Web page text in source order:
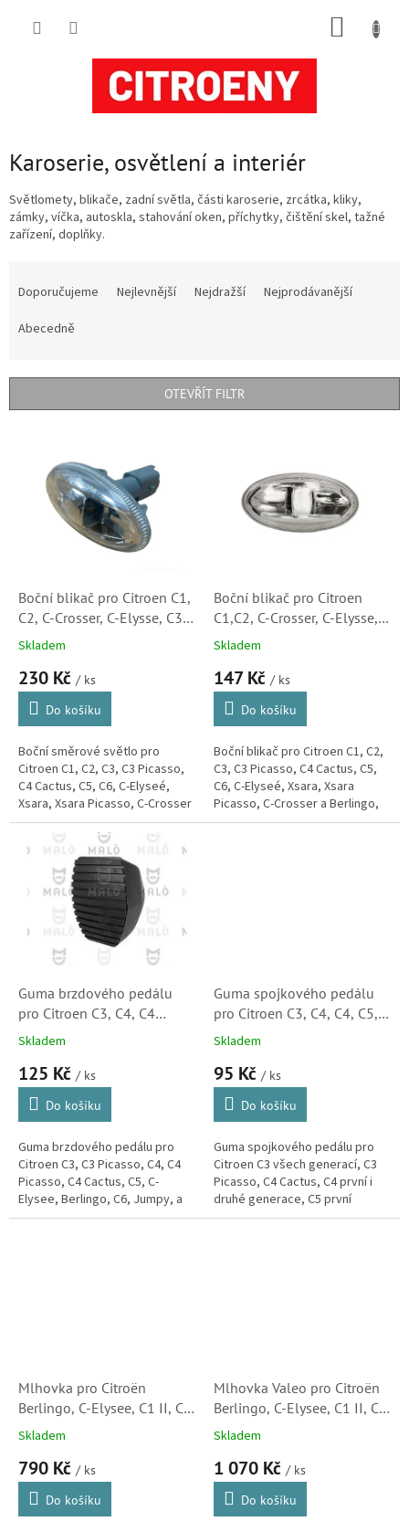
Karoserie, osvětlení a interiér
Světlomety, blikače, zadní světla, části karoserie, zrcátka, kliky,
zámky, víčka, autoskla, stahování oken, příchytky, čištění skel, tažné
zařízení, doplňky.
r
Doporučujeme Nejlevnější Nejdražší
Nejprodávanější
Abecedně
OTEVŘÍT FILTR
Boční blikač pro Citroen C1,
C2, C-Crosser, C-Elysse, C3,
C5, Xsara, Xsara Picasso
Skladem
230 Kč / ks
Do košíku
Boční směrové světlo pro
Citroen C1, C2, C3, C3 Picasso,
C4 Cactus, C5, C6, C-Elyseé,
Xsara, Xsara Picasso, C-Crosser
a Berlingo, Jumpy a
Boční blikač pro Citroen
C1,C2, C-Crosser, C-Elysse,
C3, C5, Xsara, Xsara Picasso
1647158)
Skladem
147 Kč / ks
Do košíku
Boční blikač pro Citroen C1, C2,
C3, C3 Picasso, C4 Cactus, C5,
C6, C-Elyseé, Xsara, Xsara
Picasso, C-Crosser a Berlingo,
Jumpy a Spacetourer.
Guma brzdového pedálu
pro Citroen C3, C4, C4
Picasso, C5, C-Elysee,
(450421, 450417, 25509,
FT13066, 188788, M6183)
Skladem
125 Kč / ks
Do košíku
Guma brzdového pedálu pro
Citroen C3, C3 Picasso, C4, C4
Picasso, C4 Cactus, C5, C-
Elysee, Berlingo, C6, Jumpy, a
C8. (Peugeot 2008, 207, 208,
Guma spojkového pedálu
pro Citroen C3, C4, C4, C5,
C6, C-Elysee, DS3, DS4
38943) S2
Skladem
95 Kč / ks
Do košíku
Guma spojkového pedálu pro
Citroen C3 všech generací, C3
Picasso, C4 Cactus, C4 první i
druhé generace, C5 první
generace, C6, C-Elyseé, DS3 a
Mlhovka pro Citroën
Berlingo, C-Elysee, C1 II, C4
II, C4 Picasso II, DS4, Jumpy
Skladem
790 Kč / ks
Do košíku
Mlhovka Valeo pro Citroën
Berlingo, C-Elysee, C1 II, C4
II, C4 Picasso II, DS4, Jumpy
1646162)
Skladem
1 070 Kč / ks
Do košíku